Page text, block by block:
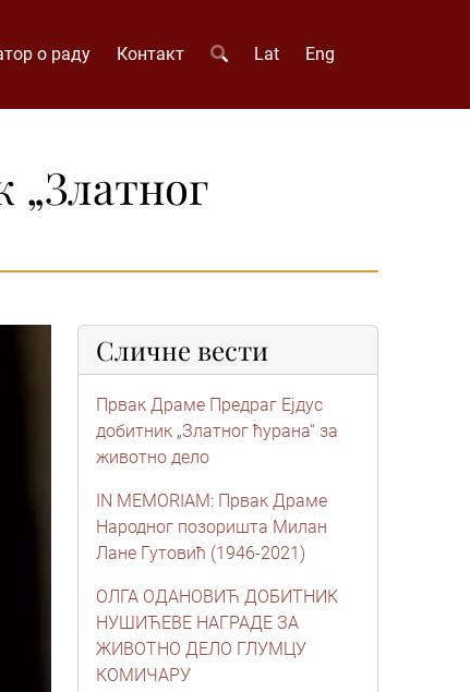
о раду Контакт Lat Eng
Сличне вести
Првак Драме Предраг Ејдус
добитник „Златног ћурана“ за
животно дело
IN MEMORIAM: Првак Драме
Народног позоришта Милан
Лане Гутовић (1946-2021)
ОЛГА ОДАНОВИЋ ДОБИТНИК
НУШИЋЕВЕ НАГРАДЕ ЗА
ЖИВОТНО ДЕЛО ГЛУМЦУ
КОМИЧАРУ